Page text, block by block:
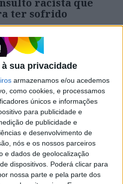
sua privacidade
armazenamos e/ou acedemos
como cookies, e processamos
únicos e informações
para publicidade e
de publicidade e
e desenvolvimento de
nós e os nossos parceiros
e dados de geolocalização
dispositivos. Poderá clicar para
nossa parte e pela parte dos
racista que
ter sofrido
Cádiz Juan Cala negou
de m..." a Mouctar
que o defesa central
ter sido alvo no jogo
clubes